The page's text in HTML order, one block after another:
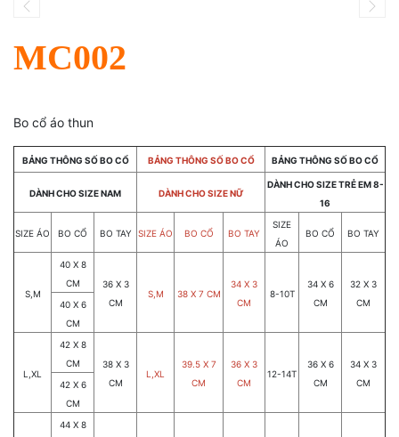
MC002
Bo cổ áo thun
BẢNG THÔNG SỐ BO CỔ BẢNG THÔNG SỐ BO CỔ BẢNG THÔNG SỐ BO CỔ
DÀNH CHO SIZE NAM DÀNH CHO SIZE NỮ
DÀNH CHO SIZE TRẺ EM 8-
16
SIZE ÁO BO CỔ BO TAY SIZE ÁO BO CỔ BO TAY
SIZE
ÁO
BO CỔ BO TAY
S,M
40 X 8
CM
36 X 3
CM
S,M 38 X 7 CM
34 X 3
CM
8-10T
34 X 6
CM
32 X 3
CM
40 X 6
CM
L,XL
42 X 8
CM
38 X 3
CM
L,XL
39.5 X 7
CM
36 X 3
CM
12-14T
36 X 6
CM
34 X 3
CM
42 X 6
CM
44 X 8